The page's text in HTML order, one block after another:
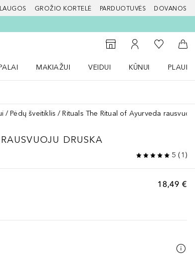
GROŽIO KORTELĖ PARDUOTUVĖS DOVANOS
Į parduotuvių paiešką
Į mano paskyrą
Į mano
Į
MAKIAŽUI
VEIDUI
KŪNUI
Pėdų šveitiklis Rituals The Ritual of Ayurveda
RAUSVUOJU DRUSKA
5 ( 1 )
18,49 €